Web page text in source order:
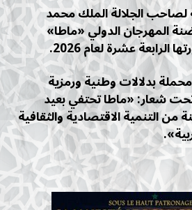
لصاحب الجلالة الملك محمد
المهرجان الدولي «ماطا»
عشرة لعام 2026.
بدلالات وطنية ورمزية
شعار: «ماطا تحتفي بعيد
التنمية الاقتصادية والثقافية